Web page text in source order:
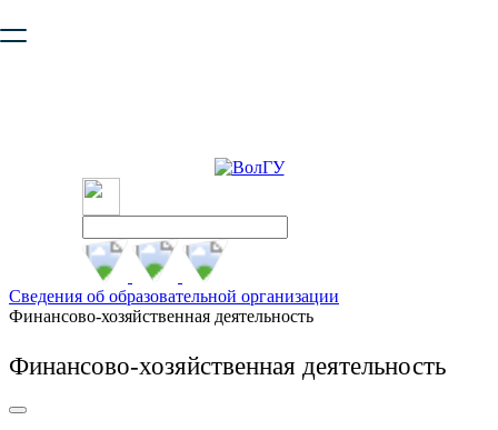
безопасную работу с сайтом. Пожалуйста
Сведения об образовательной организации
Финансово-хозяйственная деятельность
Финансово-хозяйственная деятельность